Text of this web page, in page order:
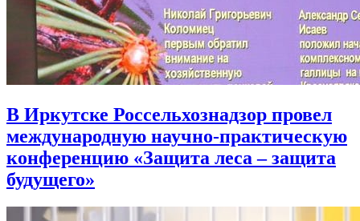
В Иркутске Россельхознадзор провел
международную научно-практическую
конференцию «Защита леса – защита
будущего»